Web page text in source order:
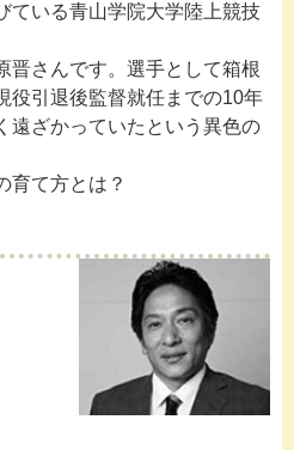
ている青山学院大学陸上競技
晋さんです。選手として箱根
役引退後監督就任までの10年
遠ざかっていたという異色の
育て方とは？